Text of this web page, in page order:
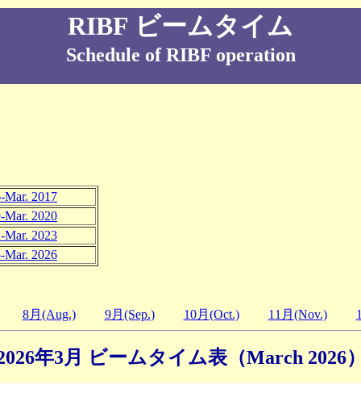
RIBF ビームタイム
Schedule of RIBF operation
Mar. 2017
Mar. 2020
Mar. 2023
Mar. 2026
8月(Aug.) 9月(Sep.) 10月(Oct.) 11月(Nov.)
年3月 ビームタイム表（March 2026